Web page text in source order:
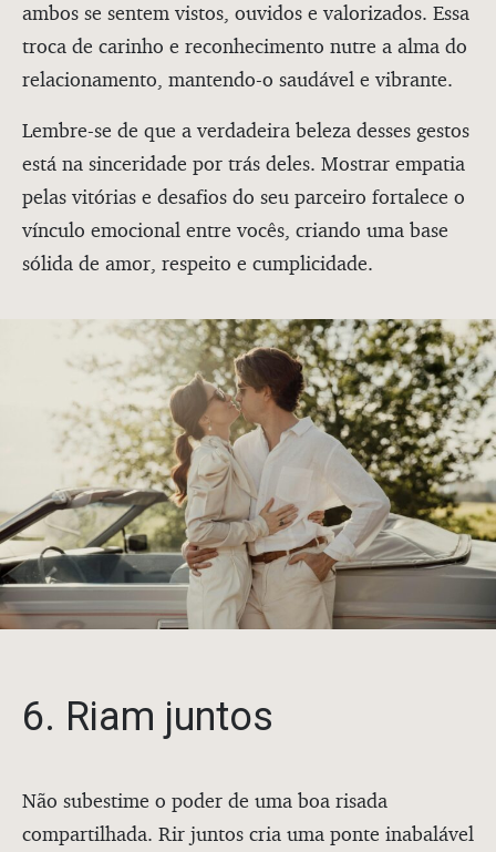
ambos se sentem vistos, ouvidos e valorizados. Essa
troca de carinho e reconhecimento nutre a alma do
relacionamento, mantendo-o saudável e vibrante.
Lembre-se de que a verdadeira beleza desses gestos
está na sinceridade por trás deles. Mostrar empatia
pelas vitórias e desafios do seu parceiro fortalece o
vínculo emocional entre vocês, criando uma base
sólida de amor, respeito e cumplicidade.
6. Riam juntos
Não subestime o poder de uma boa risada
compartilhada. Rir juntos cria uma ponte inabalável